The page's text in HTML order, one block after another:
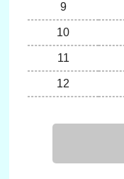
9
10
11
12